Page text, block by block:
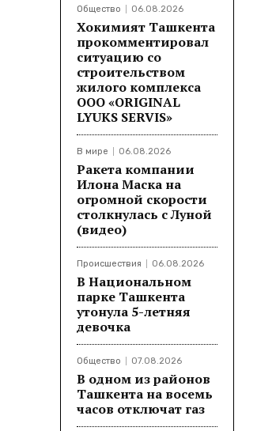
Общество 06.08.2026
Хокимият Ташкента
прокомментировал
ситуацию со
строительством
жилого комплекса
ООО «ORIGINAL
LYUKS SERVIS»
В мире 06.08.2026
Ракета компании
Илона Маска на
огромной скорости
столкнулась с Луной
(видео)
Происшествия 06.08.2026
В Национальном
парке Ташкента
утонула 5-летняя
девочка
Общество 07.08.2026
В одном из районов
Ташкента на восемь
часов отключат газ